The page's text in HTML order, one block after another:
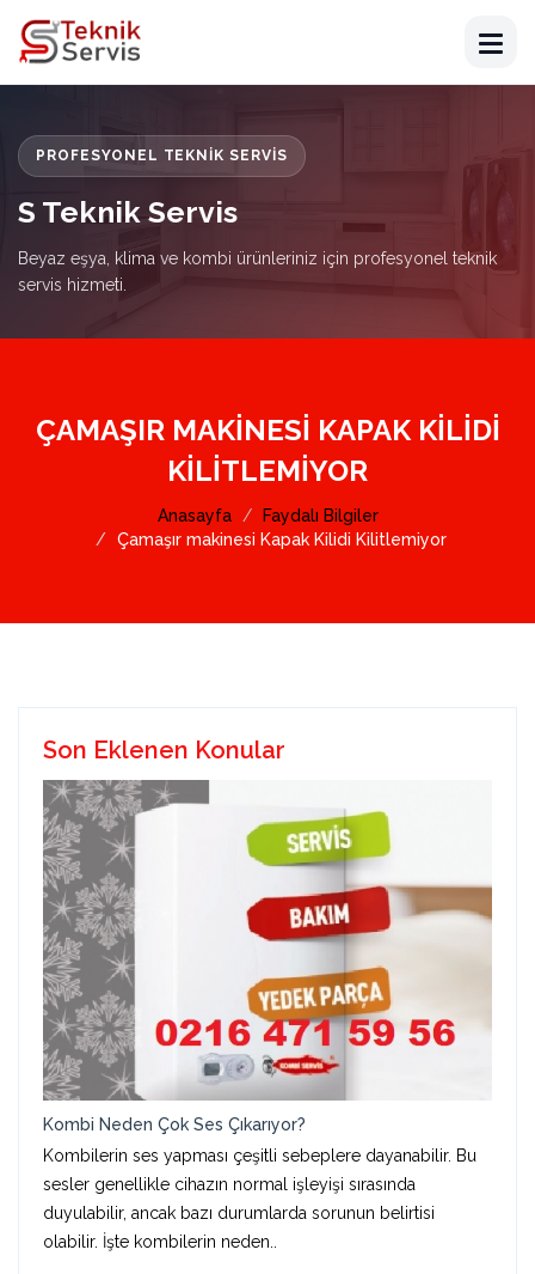
PROFESYONEL TEKNIK SERVIS
S Teknik Servis
Beyaz eşya, klima ve kombi ürünleriniz için profesyonel teknik
servis hizmeti.
ÇAMAŞIR MAKINESI KAPAK KILIDI
KILITLEMIYOR
Anasayfa
Faydalı Bilgiler
Çamaşır makinesi Kapak Kilidi Kilitlemiyor
Son Eklenen Konular
Kombi Neden Çok Ses Çıkarıyor?
Kombilerin ses yapması çeşitli sebeplere dayanabilir. Bu
sesler genellikle cihazın normal işleyişi sırasında
duyulabilir, ancak bazı durumlarda sorunun belirtisi
olabilir. İşte kombilerin neden..